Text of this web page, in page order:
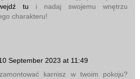
tu i nadaj swojemu wnętrzu
charakteru!
September 2023 at 11:49
karnisz w twoim pokoju?